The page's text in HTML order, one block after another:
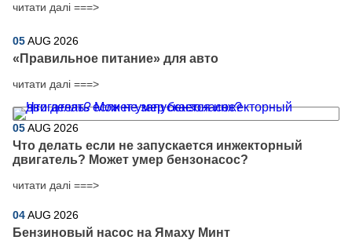
читати далі ===>
05AUG 2026
​«Правильное питание» для авто
читати далі ===>
05AUG 2026
Что делать если не запускается инжекторный
двигатель? Может умер бензонасос?
читати далі ===>
04AUG 2026
Бензиновый насос на Ямаху Минт